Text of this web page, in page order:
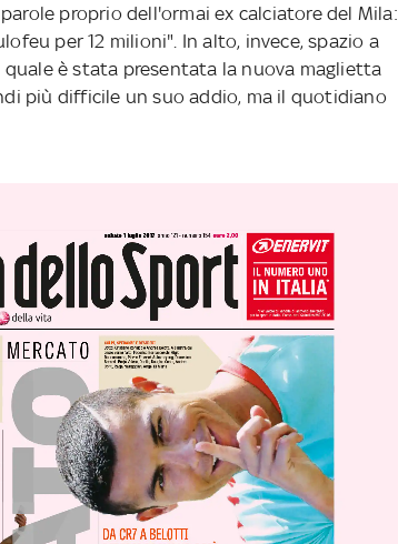
proprio dell'ormai ex calciatore del Mila:
per 12 milioni". In alto, invece, spazio a
è stata presentata la nuova maglietta
più difficile un suo addio, ma il quotidiano